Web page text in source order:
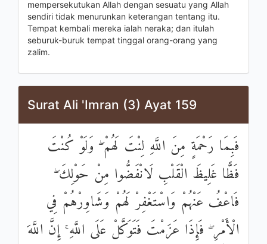
mempersekutukan Allah dengan sesuatu yang Allah
sendiri tidak menurunkan keterangan tentang itu.
Tempat kembali mereka ialah neraka; dan itulah
seburuk-buruk tempat tinggal orang-orang yang
zalim.
Surat Ali 'Imran (3) Ayat 159
فَبِمَا رَحْمَةٍ مِنَ اللَّهِ لِنْتَ لَهُمْ ۖ وَلَوْ كُنْتَ
فَظًّا غَلِيظَ الْقَلْبِ لَانْفَضُّوا مِنْ حَوْلِكَ ۖ
فَاعْفُ عَنْهُمْ وَاسْتَغْفِرْ لَهُمْ وَشَاوِرْهُمْ فِي
الْأَمْرِ ۖ فَإِذَا عَزَمْتَ فَتَوَكَّلْ عَلَى اللَّهِ ۚ إِنَّ اللَّهَ